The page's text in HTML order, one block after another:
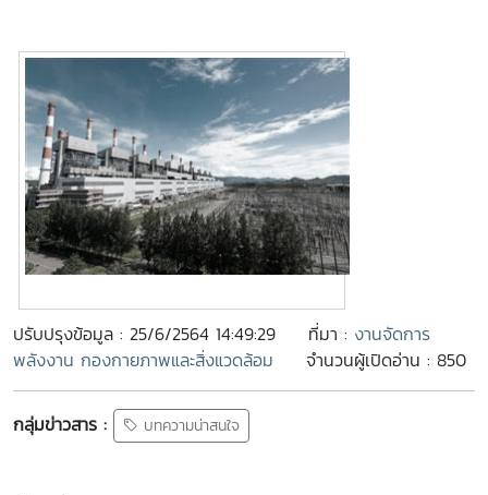
ปรับปรุงข้อมูล : 25/6/2564 14:49:29 ที่มา : งานจัดการ
พลังงาน กองกายภาพและสิ่งแวดล้อม
จำนวนผู้เปิดอ่าน : 850
กลุ่มข่าวสาร : บทความน่าสนใจ